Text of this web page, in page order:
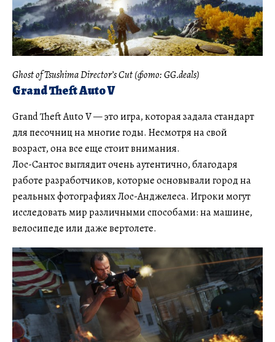
Ghost of Tsushima Director’s Cut (фото: GG.deals)
Grand Theft Auto V
Grand Theft Auto V — это игра, которая задала стандарт
для песочниц на многие годы. Несмотря на свой
возраст, она все еще стоит внимания.
Лос-Сантос выглядит очень аутентично, благодаря
работе разработчиков, которые основывали город на
реальных фотографиях Лос-Анджелеса. Игроки могут
исследовать мир различными способами: на машине,
велосипеде или даже вертолете.